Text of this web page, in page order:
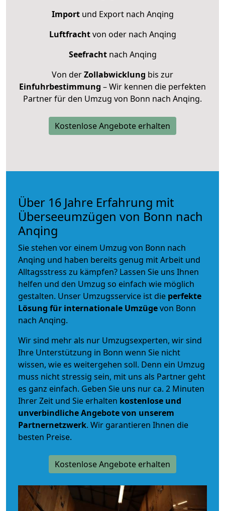
Importund Export nach Anqing
Luftfrachtvon oder nach Anqing
Seefrachtnach Anqing
Von derZollabwicklung bis zur
Einfuhrbestimmung – Wir kennen die perfekten
Partner für den Umzug von Bonn nach Anqing.
Kostenlose Angebote erhalten
Über 16 Jahre Erfahrung mit
Überseeumzügen von Bonn nach
Anqing
Sie stehen vor einem Umzug von Bonn nach
Anqing und haben bereits genug mit Arbeit und
Alltagsstress zu kämpfen? Lassen Sie uns Ihnen
helfen und den Umzug so einfach wie möglich
gestalten. Unser Umzugsservice ist die perfekte
Lösung für internationale Umzügevon Bonn
nach Anqing.
Wir sind mehr als nur Umzugsexperten, wir sind
Ihre Unterstützung in Bonn wenn Sie nicht
wissen, wie es weitergehen soll. Denn ein Umzug
muss nicht stressig sein, mit uns als Partner geht
es ganz einfach. Geben Sie uns nur ca. 2 Minuten
Ihrer Zeit und Sie erhalten kostenlose und
unverbindlicheAngebote von unserem
Partnernetzwerk. Wir garantieren Ihnen die
besten Preise.
Kostenlose Angebote erhalten